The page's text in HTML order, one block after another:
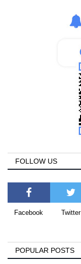
FOLLOW US
Facebook Twitter
POPULAR POSTS